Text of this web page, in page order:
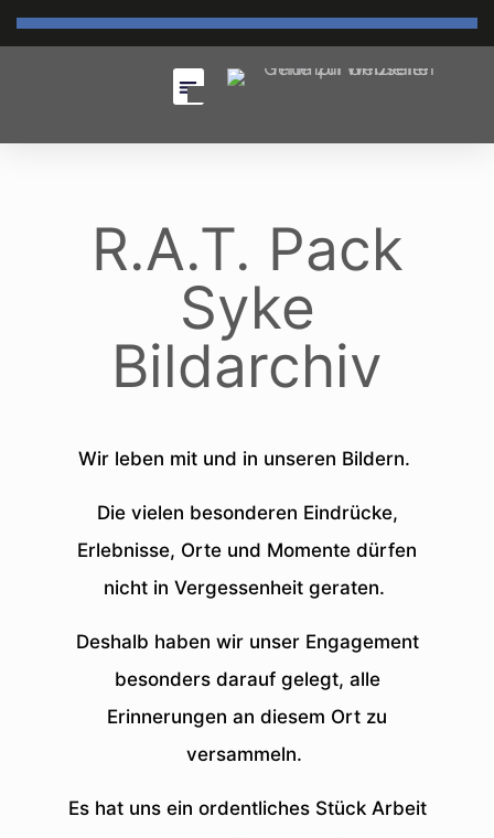
R.A.T. Pack
Syke
Bildarchiv
Wir leben mit und in unseren Bildern.
Die vielen besonderen Eindrücke,
Erlebnisse, Orte und Momente dürfen
nicht in Vergessenheit geraten.
Deshalb haben wir unser Engagement
besonders darauf gelegt, alle
Erinnerungen an diesem Ort zu
versammeln.
Es hat uns ein ordentliches Stück Arbeit